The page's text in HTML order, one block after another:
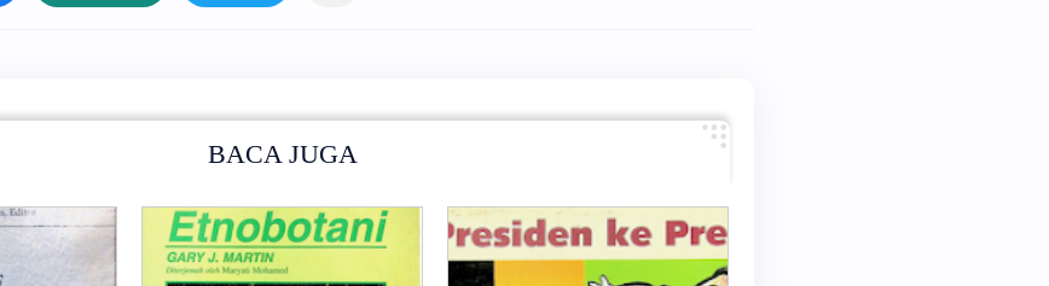
BACA JUGA